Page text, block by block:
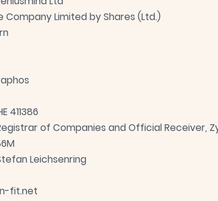
Company Limited by Shares (Ltd.)
411386
of Companies and Official Receiver,
Leichsenring
fit.net